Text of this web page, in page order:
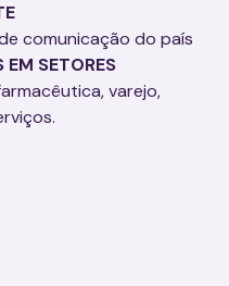
comunicação do país
EM SETORES
varejo,